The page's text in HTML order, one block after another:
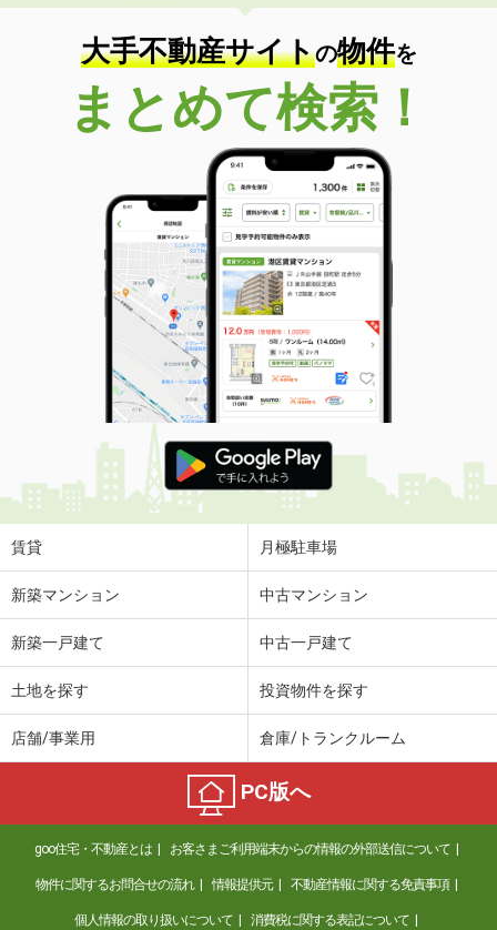
専有面積 46.49m²
間取り
2DK
和歌山県和歌山市六十谷
価 格
4.40万円
和歌山県和歌山市六十谷
22.7m²
間取り
1K
和歌山県岩出市畑毛
価 格
4万円
住 所
和歌山県岩出市畑毛
専有面積 23.18m²
間取り
1K
和歌山県和歌山市北島
価 格
4.50万円
住 所
和歌山県和歌山市北島
専有面積
和歌山県和歌山市松江東２丁目
5.90万円
和歌山県和歌山市加納
6.70万円
住 所
和歌山県和歌山市加納
専有面積 50.14m²
間取り
1LDK
和歌山県紀の川市下井阪
大手不動産サイトの物件を
まとめて検索！
賃貸 月極駐車場
新築マンション 中古マンション
新築一戸建て 中古一戸建て
土地を探す 投資物件を探す
店舗/事業用 倉庫/トランクルーム
PC版へ
goo住宅・不動産とは お客さまご利用端末からの情報の外部送信について
物件に関するお問合せの流れ 情報提供元 不動産情報に関する免責事項
個人情報の取り扱いについて 消費税に関する表記について